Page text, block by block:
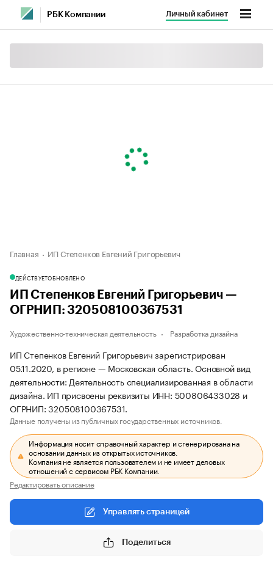
РБК Компании Личный кабинет
Главная ИП Степенков Евгений Григорьевич
ДЕЙСТВУЕТОБНОВЛЕНО
ИП Степенков Евгений Григорьевич —
ОГРНИП: 320508100367531
Художественно-техническая деятельность Разработка дизайна
ИП Степенков Евгений Григорьевич зарегистрирован
05.11.2020, в регионе — Московская область. Основной вид
деятельности: Деятельность специализированная в области
дизайна. ИП присвоены реквизиты ИНН: 500806433028 и
ОГРНИП: 320508100367531.
Данные получены из публичных государственных источников.
Информация носит справочный характер и сгенерирована на
основании данных из открытых источников.
Компания не является пользователем и не имеет деловых
отношений с сервисом РБК Компании.
Редактировать описание
Управлять страницей
Поделиться